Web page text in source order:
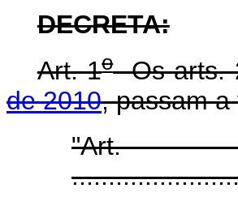
DECRETA:
Art. 1oOs arts.
de 2010, passam